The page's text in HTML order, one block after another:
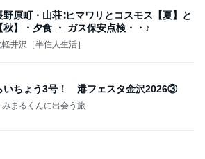
野原町・山荘∶ヒマワリとコスモス【夏】と
【秋】・夕食 ・ ガス保安点検・・♪
軽井沢［半住人生活］
いちょう3号！ 港フェスタ金沢2026③
みまるくんに出会う旅